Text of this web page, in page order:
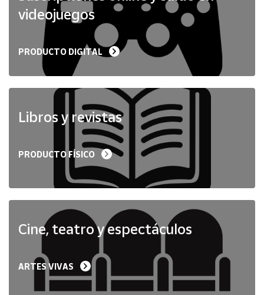
Ubicación
Península
Baleares
Melilla
videojuegos
PRODUCTO DIGITAL
Libros y revistas
PRODUCTO FÍSICO
Cine, teatro y espectáculos
ARTES VIVAS